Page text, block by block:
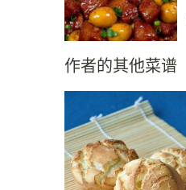
作者的其他菜谱